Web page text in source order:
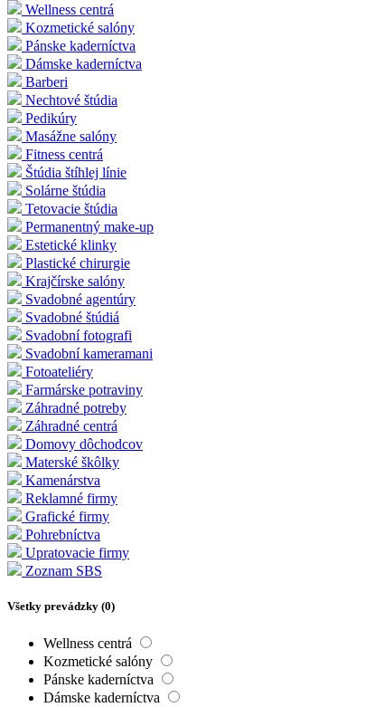
Wellness centrá
Kozmetické salóny
Pánske kaderníctva
Dámske kaderníctva
Barberi
Nechtové štúdia
Pedikúry
Masážne salóny
Fitness centrá
Štúdia štíhlej línie
Solárne štúdia
Tetovacie štúdia
Permanentný make-up
Estetické klinky
Plastické chirurgie
Krajčírske salóny
Svadobné agentúry
Svadobné štúdiá
Svadobní fotografi
Svadobní kameramani
Fotoateliéry
Farmárske potraviny
Záhradné potreby
Záhradné centrá
Domovy dôchodcov
Materské škôlky
Kamenárstva
Reklamné firmy
Grafické firmy
Pohrebníctva
Upratovacie firmy
Zoznam SBS
Všetky prevádzky (0)
Wellness centrá
Kozmetické salóny
Pánske kaderníctva
Dámske kaderníctva